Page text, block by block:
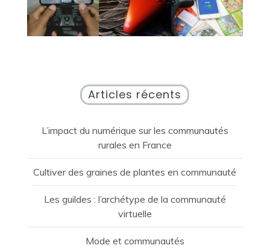
Articles récents
L’impact du numérique sur les communautés
rurales en France
Cultiver des graines de plantes en communauté
Les guildes : l’archétype de la communauté
virtuelle
Mode et communautés